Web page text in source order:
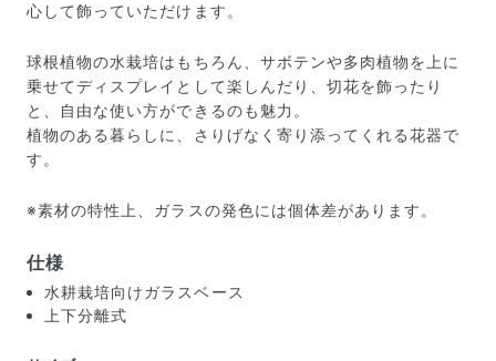
もし届いたお花に「枯れている」「折れている」などの
不備があった場合は、些細なことでもお気軽にサポート
までご連絡ください。ご返金にて補償いたします。
心して飾っていただけます。
球根植物の水栽培はもちろん、サボテンや多肉植物を上に
乗せてディスプレイとして楽しんだり、切花を飾ったり
と、自由な使い方ができるのも魅力。
植物のある暮らしに、さりげなく寄り添ってくれる花器で
す。
※素材の特性上、ガラスの発色には個体差があります。
仕様
水耕栽培向けガラスベース
上下分離式